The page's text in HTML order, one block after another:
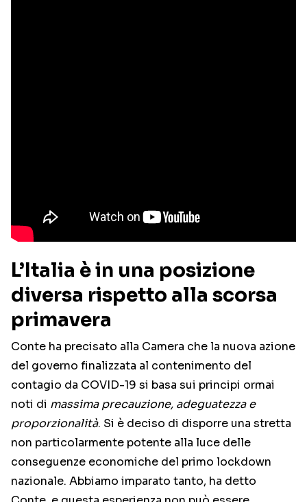
L’Italia è in una posizione
diversa rispetto alla scorsa
primavera
Conte ha precisato alla Camera che la nuova azione
del governo finalizzata al contenimento del
contagio da COVID-19 si basa sui principi ormai
noti di massima precauzione, adeguatezza e
proporzionalità. Si è deciso di disporre una stretta
non particolarmente potente alla luce delle
conseguenze economiche del primo lockdown
nazionale. Abbiamo imparato tanto, ha detto